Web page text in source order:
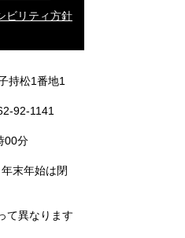
ビリティ方針
持松1番地1
92-1141
00分
末年始は閉
なります